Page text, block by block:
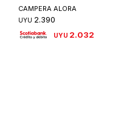
CAMPERA ALORA
UYU 2.390
UYU 2.032